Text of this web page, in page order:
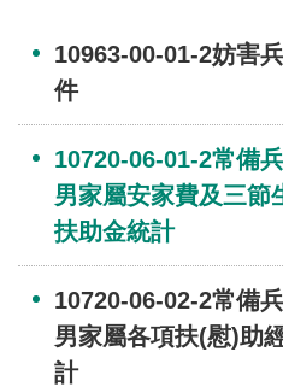
10963-00-01-2妨害
件
10720-06-01-2常備
男家屬安家費及三節
扶助金統計
10720-06-02-2常備
男家屬各項扶(慰)助
計